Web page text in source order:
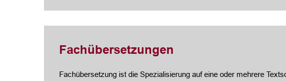
Fachübersetzungen
Fachübersetzung ist die Spezialisierung auf eine oder mehrere